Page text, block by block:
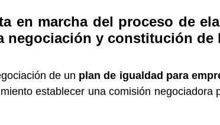
en marcha del proceso de
negociación y constitución de
de un plan de igualdad para
establecer una comisión